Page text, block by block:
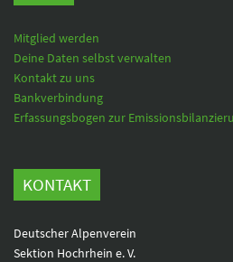
Mitglied werden
Deine Daten selbst verwalten
Kontakt zu uns
Bankverbindung
Erfassungsbogen zur
KONTAKT
Deutscher Alpenverein
Sektion Hochrhein e. V.